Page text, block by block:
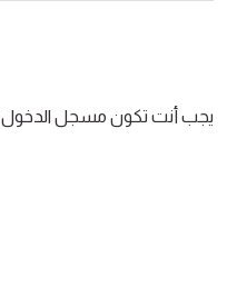
يجب أنت تكون مسجل الدخول